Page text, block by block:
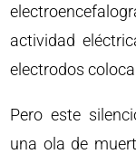
actividad
electrodos
Pero este
una ola de